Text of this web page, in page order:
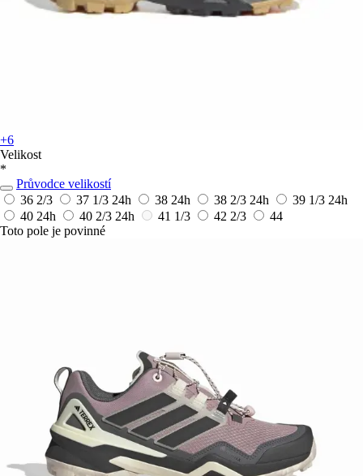
+6
Velikost
*
Průvodce velikostí
36 2/3
37 1/3 24h 38 24h 38 2/3 24h 39 1/3 24h
40 24h 40 2/3 24h 41 1/3 42 2/3
44
Toto pole je povinné